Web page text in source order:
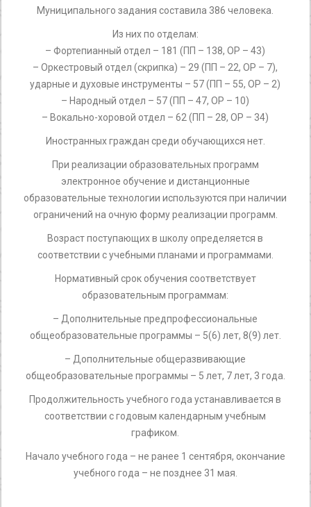
Муниципального задания составила 386 человека.
Из них по отделам:
– Фортепианный отдел – 181 (ПП – 138, ОР – 43)
– Оркестровый отдел (скрипка) – 29 (ПП – 22, ОР – 7),
ударные и духовые инструменты – 57 (ПП – 55, ОР – 2)
– Народный отдел – 57 (ПП – 47, ОР – 10)
– Вокально-хоровой отдел – 62 (ПП – 28, ОР – 34)
Иностранных граждан среди обучающихся нет.
При реализации образовательных программ
электронное обучение и дистанционные
образовательные технологии используются при наличии
ограничений на очную форму реализации программ.
Возраст поступающих в школу определяется в
соответствии с учебными планами и программами.
Нормативный срок обучения соответствует
образовательным программам:
– Дополнительные предпрофессиональные
общеобразовательные программы – 5(6) лет, 8(9) лет.
– Дополнительные общеразвивающие
общеобразовательные программы – 5 лет, 7 лет, 3 года.
Продолжительность учебного года устанавливается в
соответствии с годовым календарным учебным
графиком.
Начало учебного года – не ранее 1 сентября, окончание
учебного года – не позднее 31 мая.